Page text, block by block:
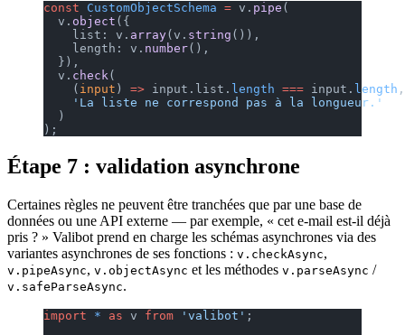
const CustomObjectSchema = v. pipe (
  v.
object ({
    list: v.
array(v. string ()),
    length: v.
number(),
  }),
  v.
check(
    (
input ) => input.list. length === input. length ,
    'La liste ne correspond pas à la longueur.'
  )
);
Étape 7 : validation asynchrone
Certaines règles ne peuvent être tranchées que par une base de
données ou une API externe — par exemple, « cet e-mail est-il déjà
pris ? » Valibot prend en charge les schémas asynchrones via des
variantes asynchrones de ses fonctions : v.checkAsync,
v.pipeAsync, v.objectAsync et les méthodes v.parseAsync /
v.safeParseAsync.
import * as v from 'valibot' ;